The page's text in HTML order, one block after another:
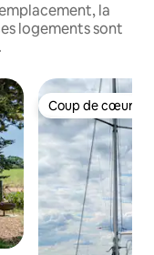
la
logements sont
aimésCoup de cœur
Coup de cœur